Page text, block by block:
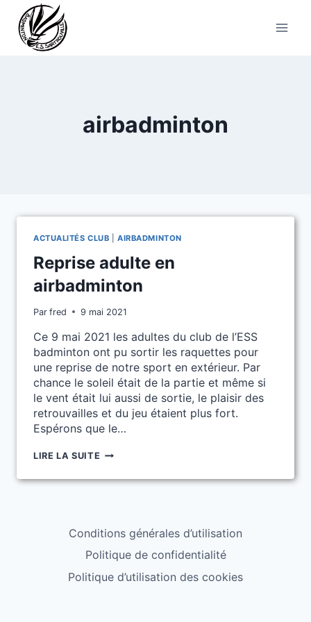
contenu
airbadminton
ACTUALITÉS CLUB |AIRBADMINTON
Reprise adulte en
airbadminton
Par fred 9 mai 2021
Ce 9 mai 2021 les adultes du club de l’ESS
badminton ont pu sortir les raquettes pour
une reprise de notre sport en extérieur. Par
chance le soleil était de la partie et même si
le vent était lui aussi de sortie, le plaisir des
retrouvailles et du jeu étaient plus fort.
Espérons que le…
LIRE LA SUITE REPRISE
Conditions générales d’utilisation
Politique de confidentialité
Politique d’utilisation des cookies